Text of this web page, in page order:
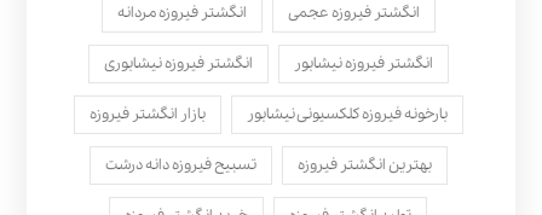
انگشتر فیروزه عجمی انگشتر فیروزه مردانه
انگشتر فیروزه نیشابور انگشتر فیروزه نیشابوری
بارخونه فیروزه کلکسیونی نیشابور بازار انگشتر فیروزه
بهترین انگشتر فیروزه تسبیح فیروزه دانه درشت